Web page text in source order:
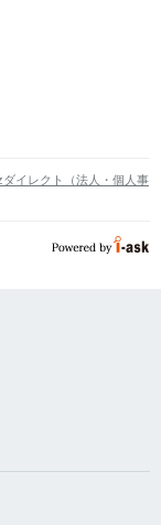
ダイレクト（法人・個人事